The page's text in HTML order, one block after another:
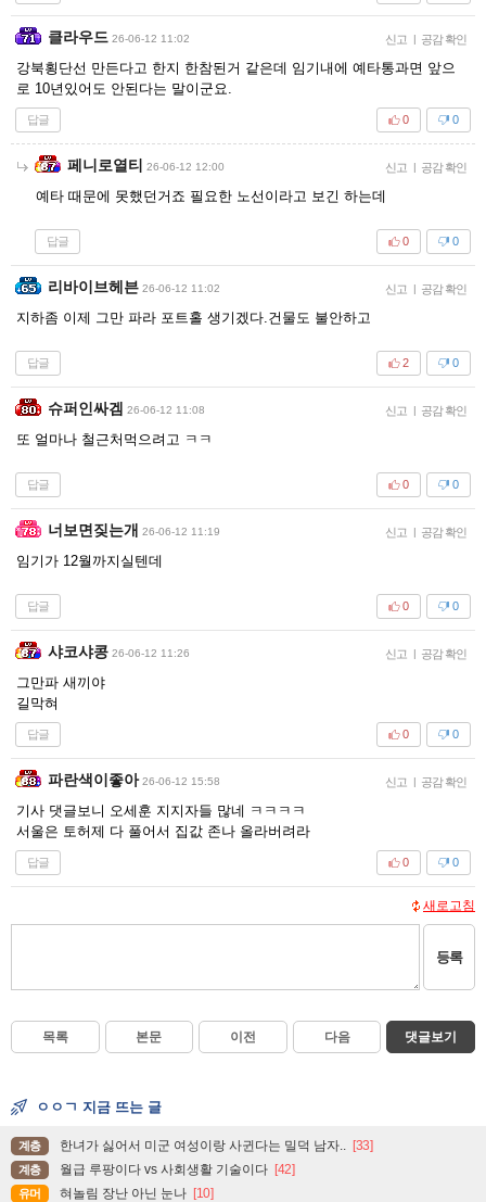
클라우드 26-06-12 11:02 신고 | 공감 확인
강북횡단선 만든다고 한지 한참된거 같은데 임기내에 예타통과면 앞으
로 10년있어도 안된다는 말이군요.
답글 0
0
페니로열티 26-06-12 12:00 신고 | 공감 확인
예타 때문에 못했던거죠 필요한 노선이라고 보긴 하는데
답글 0
0
리바이브헤븐 26-06-12 11:02 신고 | 공감 확인
지하좀 이제 그만 파라 포트홀 생기겠다.건물도 불안하고
답글 0
2
슈퍼인싸겜 26-06-12 11:08 신고 | 공감 확인
또 얼마나 철근처먹으려고 ㅋㅋ
답글 0
0
너보면짖는개 26-06-12 11:19 신고 | 공감 확인
임기가 12월까지실텐데
답글 0
0
샤코샤콩 26-06-12 11:26 신고 | 공감 확인
그만파 새끼야
길막혀
답글 0
0
파란색이좋아 26-06-12 15:58 신고 | 공감 확인
기사 댓글보니 오세훈 지지자들 많네 ㅋㅋㅋㅋ
서울은 토허제 다 풀어서 집값 존나 올라버려라
답글 0
0
새로고침
등록
목록 본문 이전 다음 댓글보기
ㅇㅇㄱ 지금 뜨는 글
계층 한녀가 싫어서 미군 여성이랑 사귄다는 밀덕 남자.. [33]
계층 월급 루팡이다 vs 사회생활 기술이다 [42]
유머 혀놀림 장난 아닌 눈나 [10]